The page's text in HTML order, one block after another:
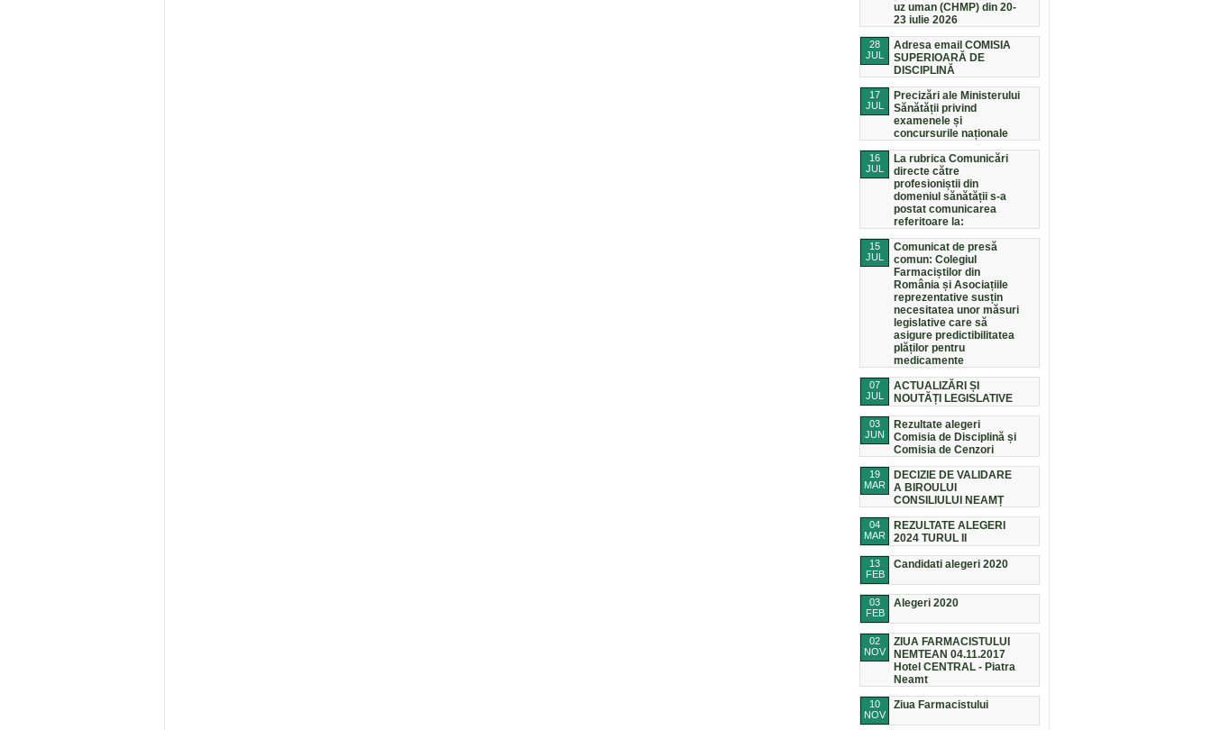
uz uman (CHMP) din 20-
23 iulie 2026
28
JUL
Adresa email COMISIA
SUPERIOARĂ DE
DISCIPLINĂ
17
JUL
Precizări ale Ministerului
Sănătății privind
examenele și
concursurile naționale
16
JUL
La rubrica Comunicări
directe către
profesioniștii din
domeniul sănătății s-a
postat comunicarea
referitoare la:
15
JUL
Comunicat de presă
comun: Colegiul
Farmaciștilor din
România și Asociațiile
reprezentative susțin
necesitatea unor măsuri
legislative care să
asigure predictibilitatea
plăților pentru
medicamente
07
JUL
ACTUALIZĂRI ȘI
NOUTĂȚI LEGISLATIVE
03
JUN
Rezultate alegeri
Comisia de Disciplină și
Comisia de Cenzori
19
MAR
DECIZIE DE VALIDARE
A BIROULUI
CONSILIULUI NEAMȚ
04
MAR
REZULTATE ALEGERI
2024 TURUL II
13
FEB
Candidati alegeri 2020
03
FEB
Alegeri 2020
02
NOV
ZIUA FARMACISTULUI
NEMTEAN 04.11.2017
Hotel CENTRAL - Piatra
Neamt
10
NOV
Ziua Farmacistului